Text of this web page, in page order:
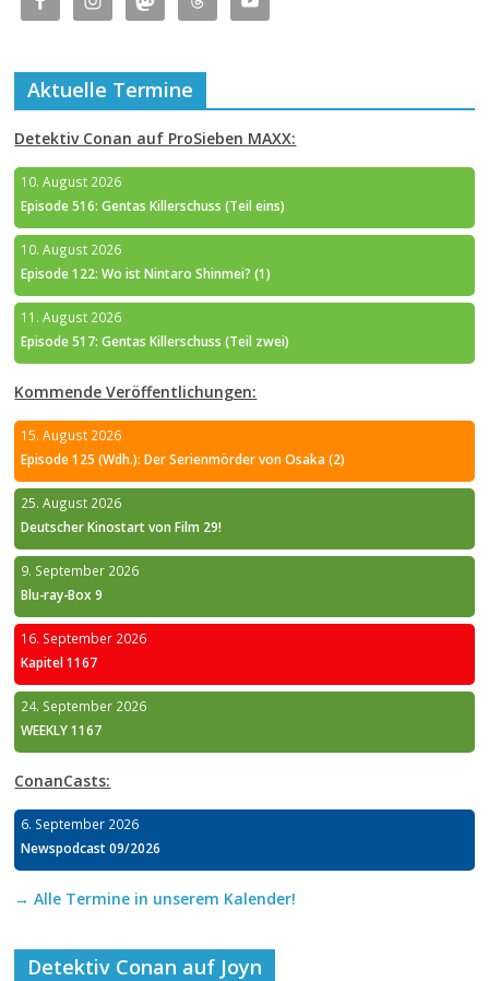
Aktuelle Termine
Detektiv Conan auf ProSieben MAXX:
10. August 2026
Episode 516: Gentas Killerschuss (Teil eins)
10. August 2026
Episode 122: Wo ist Nintaro Shinmei? (1)
11. August 2026
Episode 517: Gentas Killerschuss (Teil zwei)
Kommende Veröffentlichungen:
15. August 2026
Episode 125 (Wdh.): Der Serienmörder von Osaka (2)
25. August 2026
Deutscher Kinostart von Film 29!
9. September 2026
Blu-ray-Box 9
16. September 2026
Kapitel 1167
24. September 2026
WEEKLY 1167
ConanCasts:
6. September 2026
Newspodcast 09/2026
→ Alle Termine in unserem Kalender!
Detektiv Conan auf Joyn